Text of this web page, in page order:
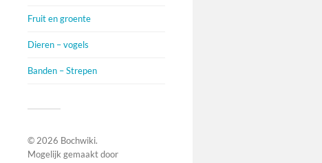
Fruit en groente
Dieren – vogels
Banden – Strepen
© 2026 Bochwiki.
Mogelijk gemaakt door